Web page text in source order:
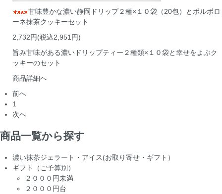
甘味豊かな濃い静岡ドリップ２種×１０袋（20包）とポルボロ
ーネ抹茶クッキーセット
2,732円(税込2,951円)
旨み甘味がある濃いドリップティー２種類×１０袋と幸せをよぶク
ッキーのセット
商品詳細へ
前へ
1
次へ
商品一覧から探す
濃い抹茶ジェラート・アイス(お取り寄せ・ギフト）
ギフト（ご予算別）
２０００円未満
２０００円台